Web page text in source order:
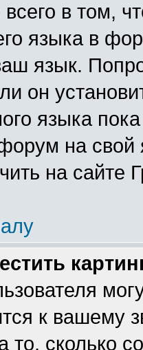
в том,
языка в
язык.
он
языка
форум на
на сайте
к вашему
то, сколько